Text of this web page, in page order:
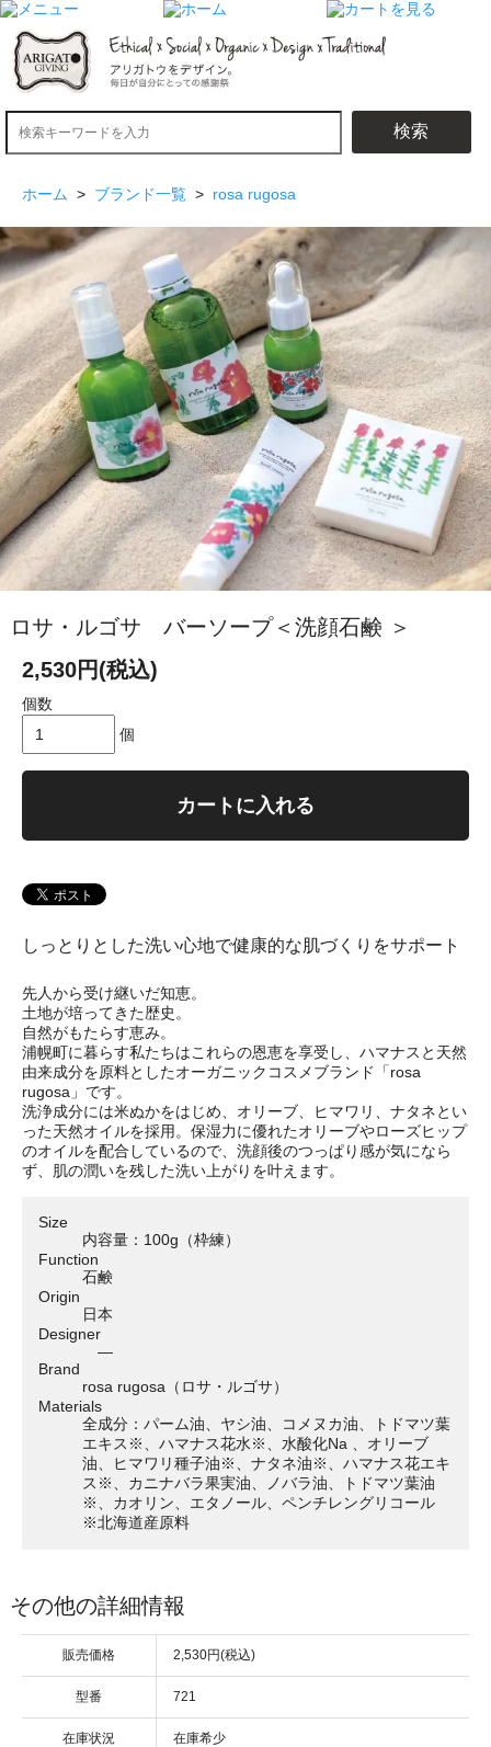
検索
ホーム > ブランド一覧 > rosa rugosa
ロサ・ルゴサ バーソープ＜洗顔石鹸 ＞
2,530円(税込)
個数
個
カートに入れる
しっとりとした洗い心地で健康的な肌づくりをサポート
先人から受け継いだ知恵。
土地が培ってきた歴史。
自然がもたらす恵み。
浦幌町に暮らす私たちはこれらの恩恵を享受し、ハマナスと天然
由来成分を原料としたオーガニックコスメブランド「rosa
rugosa」です。
洗浄成分には米ぬかをはじめ、オリーブ、ヒマワリ、ナタネとい
った天然オイルを採用。保湿力に優れたオリーブやローズヒップ
のオイルを配合しているので、洗顔後のつっぱり感が気になら
ず、肌の潤いを残した洗い上がりを叶えます。
Size
内容量：100g（枠練）
Function
石鹸
Origin
日本
Designer
―
Brand
rosa rugosa（ロサ・ルゴサ）
Materials
全成分：パーム油、ヤシ油、コメヌカ油、トドマツ葉
エキス※、ハマナス花水※、水酸化Na 、オリーブ
油、ヒマワリ種子油※、ナタネ油※、ハマナス花エキ
ス※、カニナバラ果実油、ノバラ油、トドマツ葉油
※、カオリン、エタノール、ペンチレングリコール
※北海道産原料
その他の詳細情報
販売価格 2,530円(税込)
型番 721
在庫状況 在庫希少